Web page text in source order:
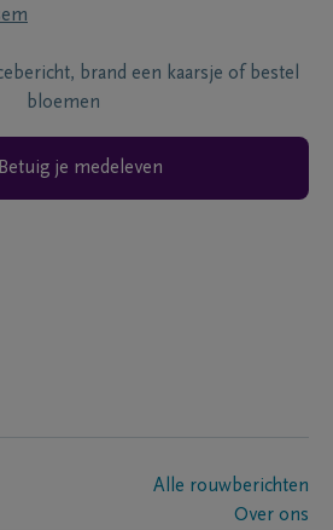
brand een kaarsje of bestel
bloemen
Betuig je medeleven
Alle rouwberichten
Over ons